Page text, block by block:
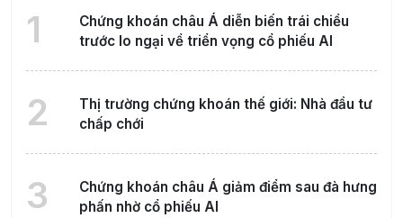
1
Chứng khoán châu Á diễn biến trái chiều
trước lo ngại về triển vọng cổ phiếu AI
2
Thị trường chứng khoán thế giới: Nhà đầu tư
chấp chới
3
Chứng khoán châu Á giảm điểm sau đà hưng
phấn nhờ cổ phiếu AI